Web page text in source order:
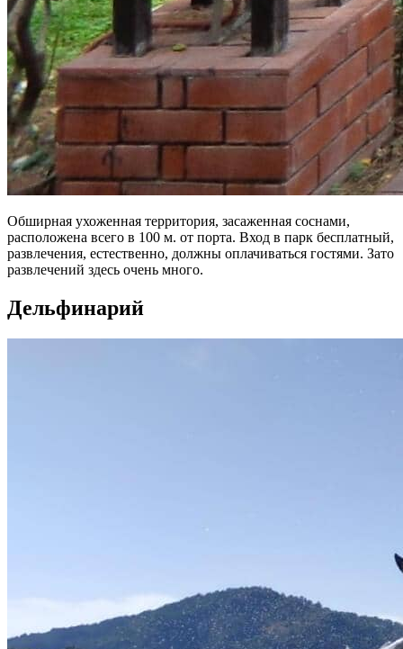
Обширная ухоженная территория, засаженная соснами,
расположена всего в 100 м. от порта. Вход в парк бесплатный,
развлечения, естественно, должны оплачиваться гостями. Зато
развлечений здесь очень много.
Дельфинарий